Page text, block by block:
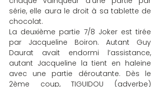
série, elle aura le droit à sa tablette de
chocolat.
La deuxième partie 7/8 Joker est tirée
par Jacqueline Boiron. Autant Guy
Daurat avait endormi l’assistance,
autant Jacqueline la tient en haleine
avec une partie déroutante. Dès le
2ème coup, TIGUIDOU (adverbe)